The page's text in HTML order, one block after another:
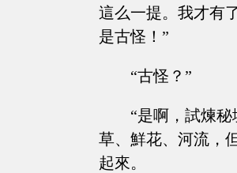
這么一提。我才有
是古怪！”
“古怪？”
“是啊，試煉
草、鮮花、河流，
起來。